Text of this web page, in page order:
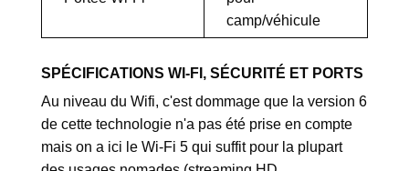
camp/véhicule
SPÉCIFICATIONS WI-FI, SÉCURITÉ ET PORTS
Au niveau du Wifi, c'est dommage que la version 6
de cette technologie n'a pas été prise en compte
mais on a ici le Wi-Fi 5 qui suffit pour la plupart